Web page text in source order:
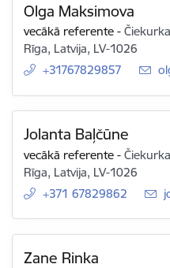
Olga Maksimova
vecākā referente -
Rīga, Latvija, LV-1026
+31767829857
Jolanta Baļčūne
vecākā referente -
Rīga, Latvija, LV-1026
+371 67829862
Zane Rinka